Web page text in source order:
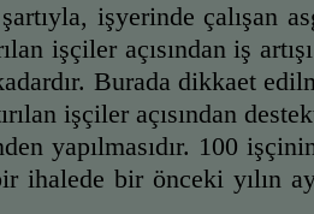
işyerinde çalışan
işçiler açısından iş
Burada dikkaet
işçiler açısından
yapılmasıdır. 100
ihalede bir önceki